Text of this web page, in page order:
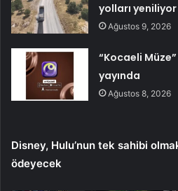
yolları yeniliyor
Ağustos 9, 2026
“Kocaeli
yayında
Ağustos 8, 2026
Disney, Hulu’nun tek sahibi
ödeyecek